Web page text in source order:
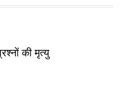
की मृत्यु